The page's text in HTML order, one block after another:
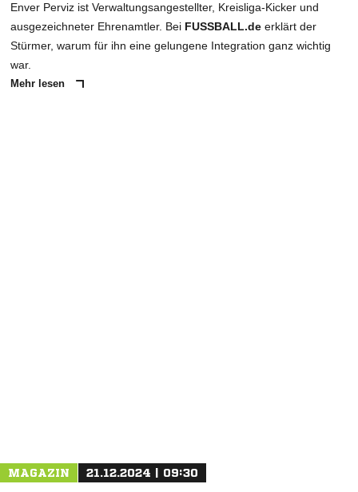
Enver Perviz ist Verwaltungsangestellter, Kreisliga-Kicker und
ausgezeichneter Ehrenamtler. Bei FUSSBALL.de erklärt der
Stürmer, warum für ihn eine gelungene Integration ganz wichtig
war.
Mehr lesen
MAGAZIN 21.12.2024 | 09:30